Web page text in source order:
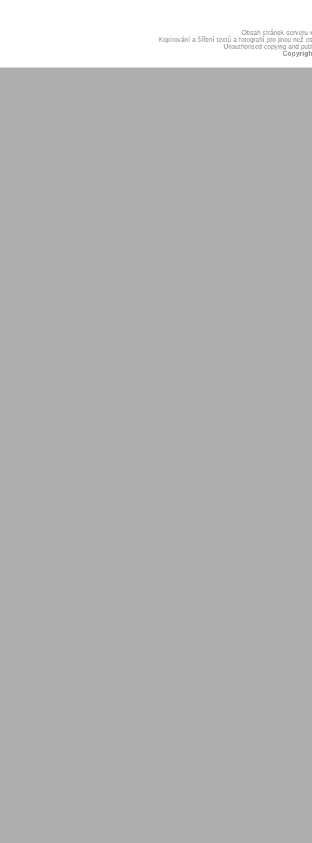
Obsah stránek serveru
Kopírování a šíření textů a fotografií pro jinou než
Unauthorised copying and